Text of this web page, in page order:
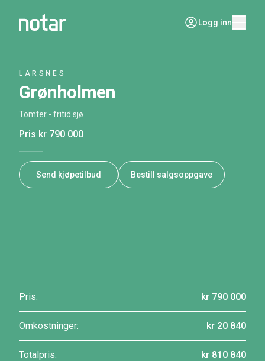
Logg inn
LARSNES
Grønholmen
Tomter - fritid sjø
Pris kr 790 000
Send kjøpetilbud Bestill salgsoppgave
Pris: kr 790 000
Omkostninger: kr 20 840
Totalpris: kr 810 840